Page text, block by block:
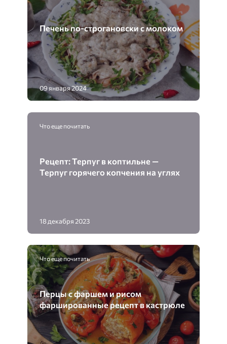
Печень по-строгановски с молоком
09 января 2024
Что еще почитать
Рецепт: Терпуг в коптильне —
Терпуг горячего копчения на углях
18 декабря 2023
Что еще почитать
Перцы с фаршем и рисом
фаршированные рецепт в кастрюле